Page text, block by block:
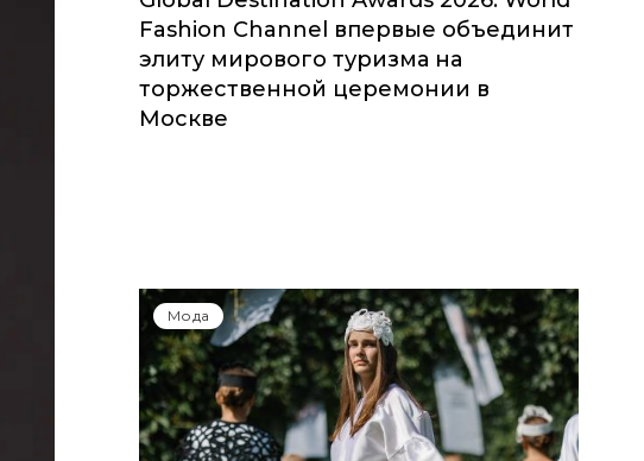
Fashion Channel впервые объединит
элиту мирового туризма на
торжественной церемонии в
Москве
Мода